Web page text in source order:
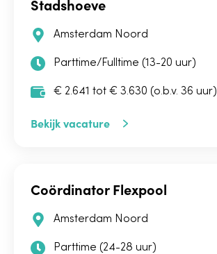
Stadshoeve
Amsterdam Noord
Parttime/Fulltime (13-20 uur)
€ 2.641 tot € 3.630 (o.b.v. 36 uur)
Bekijk vacature
Coördinator Flexpool
Amsterdam Noord
Parttime (24-28 uur)